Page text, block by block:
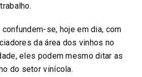
se, hoje em dia, com
da área dos vinhos no
eles podem mesmo ditar as
do setor vinícola.